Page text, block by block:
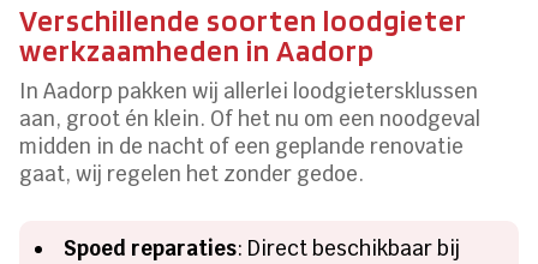
Verschillende soorten loodgieter
werkzaamheden in Aadorp
In Aadorp pakken wij allerlei loodgietersklussen
aan, groot én klein. Of het nu om een noodgeval
midden in de nacht of een geplande renovatie
gaat, wij regelen het zonder gedoe.
Spoed reparaties: Direct beschikbaar bij